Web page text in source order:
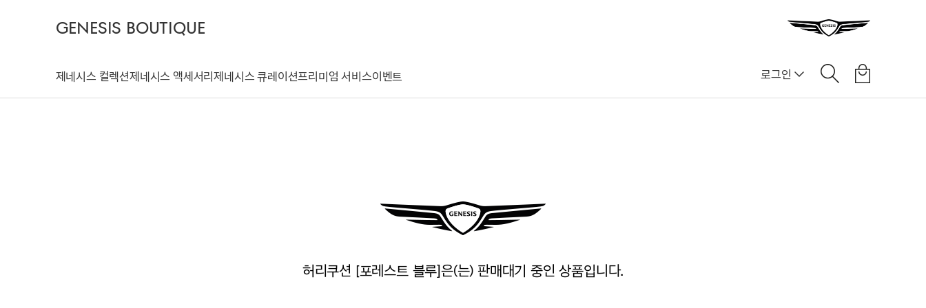
GENESIS BOUTIQUE
제네시스 컬렉션제네시스 액세서리제네시스 큐레이션프리미엄 서비스이벤트 로그인
허리쿠션 [포레스트 블루]은(는) 판매대기 중인 상품입니다.